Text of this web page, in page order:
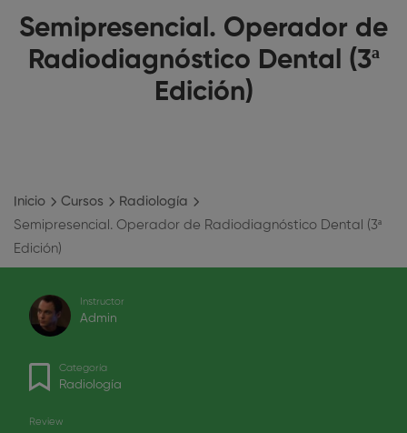
Semipresencial. Operador de
Radiodiagnóstico Dental (3ª
Edición)
Inicio Cursos
Radiología
Semipresencial. Operador de Radiodiagnóstico Dental (3ª
Edición)
Instructor
Admin
Categoría
Radiología
Review